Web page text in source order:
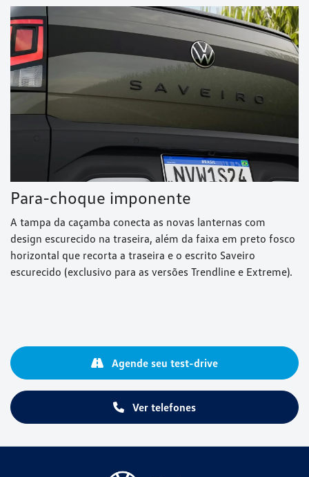
Para-choque imponente
A tampa da caçamba conecta as novas lanternas com
design escurecido na traseira, além da faixa em preto fosco
horizontal que recorta a traseira e o escrito Saveiro
escurecido (exclusivo para as versões Trendline e Extreme).
Ver telefones
Agende seu test-drive